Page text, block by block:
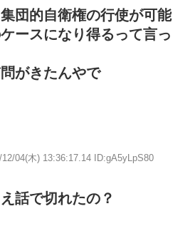
団的自衛権の行使が可能
ースになり得るって言っ
がきたんやで
12/04(木) 13:36:17.14 ID:gA5yLpS80
話で切れたの？